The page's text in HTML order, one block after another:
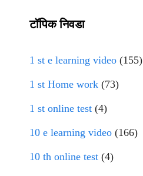
टॉपिक निवडा
1 st e learning video (155)
1 st Home work (73)
1 st online test (4)
10 e learning video (166)
10 th online test (4)